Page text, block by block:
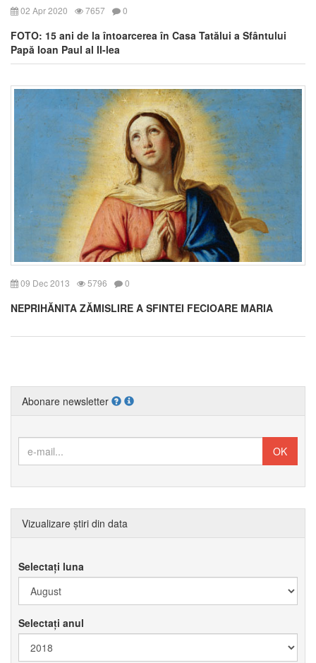
02 Apr 2020 7657 0
FOTO: 15 ani de la întoarcerea în Casa Tatălui a Sfântului
Papă Ioan Paul al II-lea
09 Dec 2013 5796 0
NEPRIHĂNITA ZĂMISLIRE A SFINTEI FECIOARE MARIA
Abonare newsletter
Vizualizare știri din data
Selectați luna
Selectați anul